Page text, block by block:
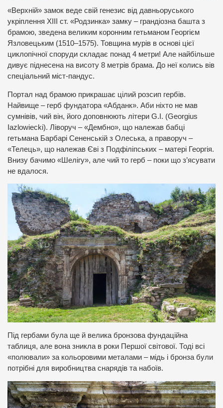
«Верхній» замок веде свій генезис від давньоруського
укріплення XIII ст. «Родзинка» замку – грандіозна башта з
брамою, зведена великим коронним гетьманом Георгієм
Язловецьким (1510–1575). Товщина мурів в основі цієї
циклопічної споруди складає понад 4 метри! Але найбільше
дивує піднесена на висоту 8 метрів брама. До неї колись вів
спеціальний міст-пандус.
Портал над брамою прикрашає цілий розсип гербів.
Найвище – герб фундатора «Абданк». Аби ніхто не мав
сумнівів, чий він, його доповнюють літери G.I. (Georgius
Iazlowiecki). Ліворуч – «Дембно», що належав бабці
гетьмана Барбарі Сененській з Олеська, а праворуч –
«Телець», що належав Єві з Подфіліпських – матері Георгія.
Внизу бачимо «Шелігу», але чий то герб – поки що з’ясувати
не вдалося.
Під гербами була ще й велика бронзова фундаційна
таблиця, але вона зникла в роки Першої світової. Тоді всі
«полювали» за кольоровими металами – мідь і бронза були
потрібні для виробництва снарядів та набоїв.